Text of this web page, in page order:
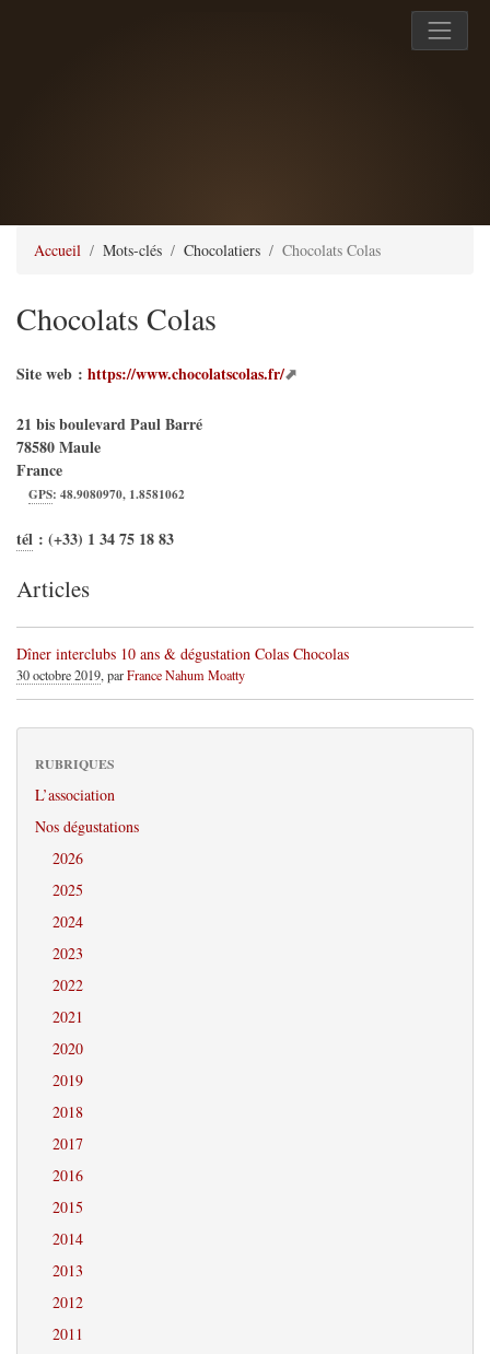
Accueil Mots-clés Chocolatiers Chocolats Colas
Chocolats Colas
Site web : https://www.chocolatscolas.fr/
21 bis boulevard Paul Barré
78580Maule
France
GPS:48.9080970, 1.8581062
tél : (+33) 1 34 75 18 83
Articles
Dîner interclubs 10 ans & dégustation Colas Chocolas
30 octobre 2019, parFrance Nahum Moatty
RUBRIQUES
L’association
Nos dégustations
2026
2025
2024
2023
2022
2021
2020
2019
2018
2017
2016
2015
2014
2013
2012
2011